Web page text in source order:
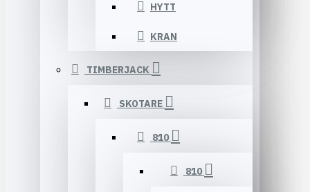
HYTT
KRAN
TIMBERJACK
SKOTARE
810
810